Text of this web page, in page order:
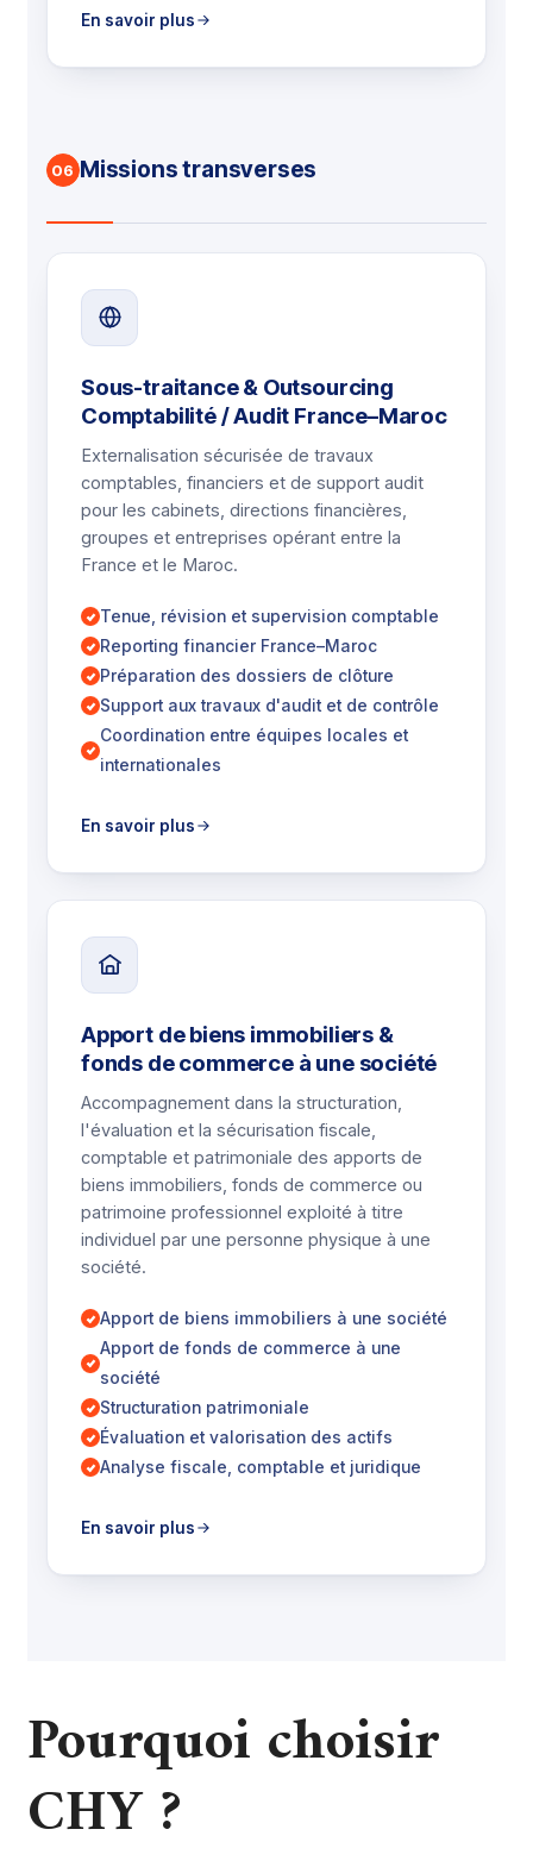
En savoir plus
06 Missions transverses
Sous-traitance & Outsourcing
Comptabilité / Audit France–Maroc
Externalisation sécurisée de travaux
comptables, financiers et de support audit
pour les cabinets, directions financières,
groupes et entreprises opérant entre la
France et le Maroc.
Tenue, révision et supervision comptable
Reporting financier France–Maroc
Préparation des dossiers de clôture
Support aux travaux d'audit et de contrôle
Coordination entre équipes locales et
internationales
En savoir plus
Apport de biens immobiliers &
fonds de commerce à une société
Accompagnement dans la structuration,
l'évaluation et la sécurisation fiscale,
comptable et patrimoniale des apports de
biens immobiliers, fonds de commerce ou
patrimoine professionnel exploité à titre
individuel par une personne physique à une
société.
Apport de biens immobiliers à une société
Apport de fonds de commerce à une
société
Structuration patrimoniale
Évaluation et valorisation des actifs
Analyse fiscale, comptable et juridique
En savoir plus
Pourquoi choisir
CHY ?